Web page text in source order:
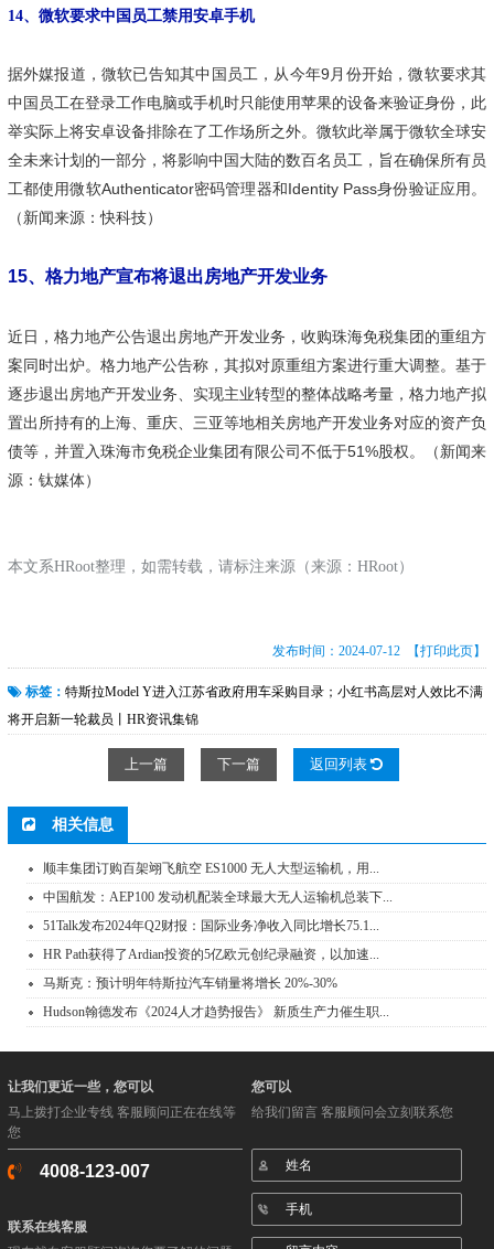
14、微软要求中国员工禁用安卓手机
据外媒报道，微软已告知其中国员工，从今年9月份开始，微软要求其
中国员工在登录工作电脑或手机时只能使用苹果的设备来验证身份，此
举实际上将安卓设备排除在了工作场所之外。微软此举属于微软全球安
全未来计划的一部分，将影响中国大陆的数百名员工，旨在确保所有员
工都使用微软Authenticator密码管理器和Identity Pass身份验证应用。
（新闻来源：快科技）
15、格力地产宣布将退出房地产开发业务
近日，格力地产公告退出房地产开发业务，收购珠海免税集团的重组方
案同时出炉。格力地产公告称，其拟对原重组方案进行重大调整。基于
逐步退出房地产开发业务、实现主业转型的整体战略考量，格力地产拟
置出所持有的上海、重庆、三亚等地相关房地产开发业务对应的资产负
债等，并置入珠海市免税企业集团有限公司不低于51%股权。（新闻来
源：钛媒体）
本文系HRoot整理，如需转载，请标注来源（来源：HRoot）
发布时间：2024-07-12 【打印此页】
标签： 特斯拉Model Y进入江苏省政府用车采购目录；小红书高层对人效比不满
将开启新一轮裁员丨HR资讯集锦
上一篇 下一篇 返回列表
相关信息
顺丰集团订购百架翊飞航空 ES1000 无人大型运输机，用...
中国航发：AEP100 发动机配装全球最大无人运输机总装下...
51Talk发布2024年Q2财报：国际业务净收入同比增长75.1...
HR Path获得了Ardian投资的5亿欧元创纪录融资，以加速...
马斯克：预计明年特斯拉汽车销量将增长 20%-30%
Hudson翰德发布《2024人才趋势报告》 新质生产力催生职...
让我们更近一些，您可以
马上拨打企业专线 客服顾问正在在线等
您
4008-123-007
联系在线客服
您可以
给我们留言 客服顾问会立刻联系您